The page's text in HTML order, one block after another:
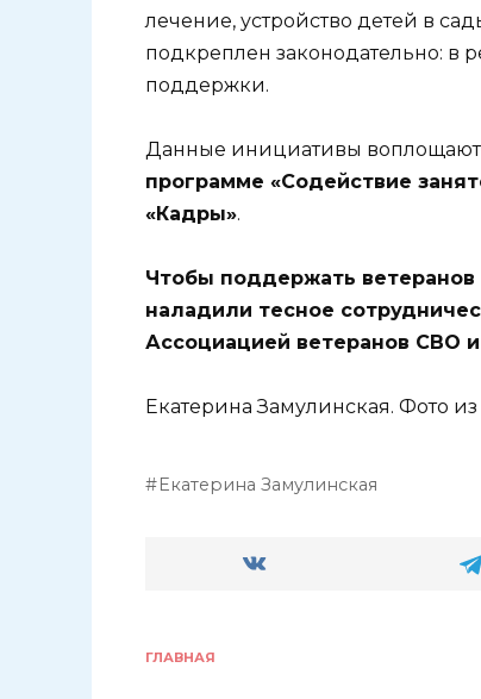
лечение, устройство детей в
подкреплен законодательно: в
поддержки.
Данные инициативы
программе «Содействие
«Кадры».
Чтобы поддержать
наладили тесное
Ассоциацией ветеранов СВО
Екатерина Замулинская. Фото из
Екатерина Замулинская
ГЛАВНАЯ